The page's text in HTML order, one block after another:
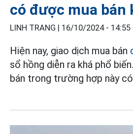
có được mua bán
LINH TRANG | 16/10/2024 - 14:55
Hiện nay, giao dịch mua bán
sổ hồng diễn ra khá phổ
bán trong trường hợp này